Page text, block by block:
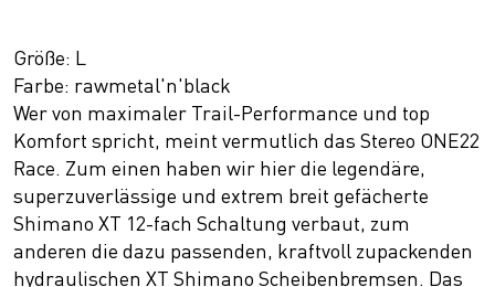
Größe: L
Farbe: rawmetal'n'black
Wer von maximaler Trail-Performance und top
Komfort spricht, meint vermutlich das Stereo ONE22
Race. Zum einen haben wir hier die legendäre,
superzuverlässige und extrem breit gefächerte
Shimano XT 12-fach Schaltung verbaut, zum
anderen die dazu passenden, kraftvoll zupackenden
hydraulischen XT Shimano Scheibenbremsen. Das